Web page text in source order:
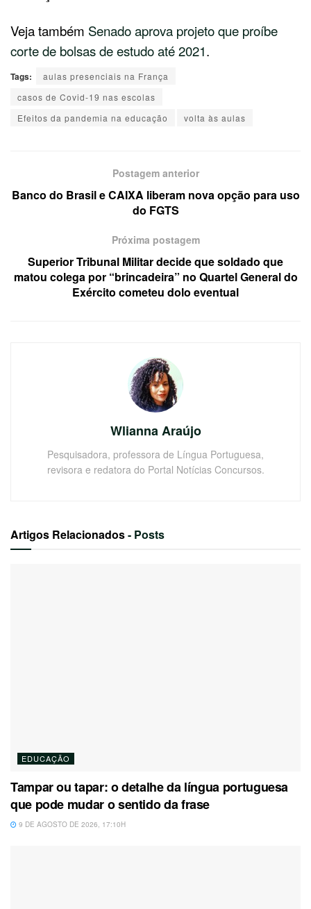
Veja também Senado aprova projeto que proíbe
corte de bolsas de estudo até 2021.
Tags:
aulas presenciais na França
casos de Covid-19 nas escolas
Efeitos da pandemia na educação
volta às aulas
Postagem anterior
Banco do Brasil e CAIXA liberam nova opção para uso
do FGTS
Próxima postagem
Superior Tribunal Militar decide que soldado que
matou colega por “brincadeira” no Quartel General do
Exército cometeu dolo eventual
Wlianna Araújo
Pesquisadora, professora de Língua Portuguesa,
revisora e redatora do Portal Notícias Concursos.
Artigos Relacionados- Posts
EDUCAÇÃO
Tampar ou tapar: o detalhe da língua portuguesa
que pode mudar o sentido da frase
9 DE AGOSTO DE 2026, 17:10H